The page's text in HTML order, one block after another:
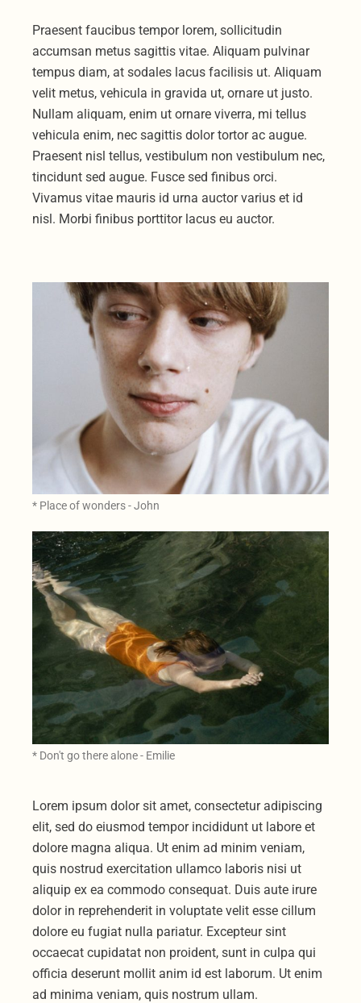
Praesent faucibus tempor lorem, sollicitudin
accumsan metus sagittis vitae. Aliquam pulvinar
tempus diam, at sodales lacus facilisis ut. Aliquam
velit metus, vehicula in gravida ut, ornare ut justo.
Nullam aliquam, enim ut ornare viverra, mi tellus
vehicula enim, nec sagittis dolor tortor ac augue.
Praesent nisl tellus, vestibulum non vestibulum nec,
tincidunt sed augue. Fusce sed finibus orci.
Vivamus vitae mauris id urna auctor varius et id
nisl. Morbi finibus porttitor lacus eu auctor.
* Place of wonders - John
* Don't go there alone - Emilie
Lorem ipsum dolor sit amet, consectetur adipiscing
elit, sed do eiusmod tempor incididunt ut labore et
dolore magna aliqua. Ut enim ad minim veniam,
quis nostrud exercitation ullamco laboris nisi ut
aliquip ex ea commodo consequat. Duis aute irure
dolor in reprehenderit in voluptate velit esse cillum
dolore eu fugiat nulla pariatur. Excepteur sint
occaecat cupidatat non proident, sunt in culpa qui
officia deserunt mollit anim id est laborum. Ut enim
ad minima veniam, quis nostrum ullam.